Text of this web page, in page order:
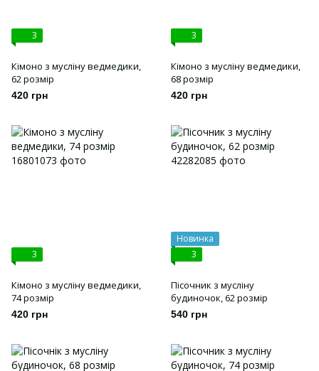
3
Кімоно з мусліну ведмедики,
62 розмір
420 грн
3
Кімоно з мусліну ведмедики,
68 розмір
420 грн
3
Кімоно з мусліну ведмедики,
74 розмір
420 грн
Новинка
3
Пісочник з мусліну
будиночок, 62 розмір
540 грн